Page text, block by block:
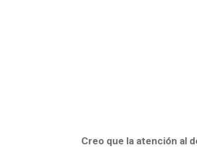
Creo que la atención al